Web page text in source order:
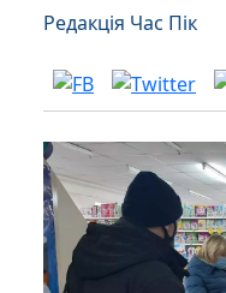
Редакція Час Пік